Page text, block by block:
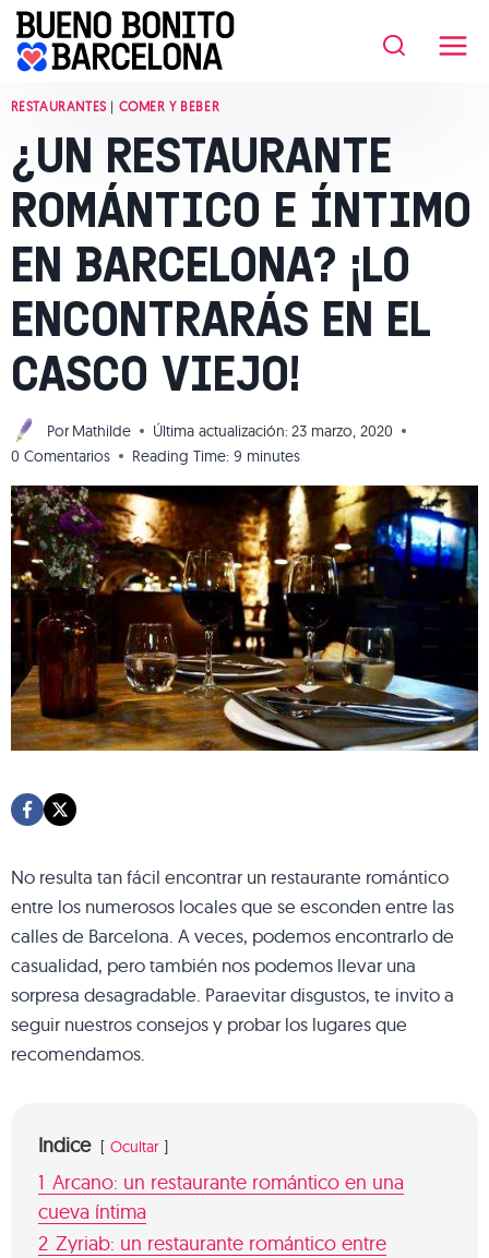
Saltar
contenido
RESTAURANTES | COMER Y BEBER
¿UN RESTAURANTE
ROMÁNTICO E ÍNTIMO
EN BARCELONA? ¡LO
ENCONTRARÁS EN EL
CASCO VIEJO!
Por Mathilde Última actualización: 23 marzo, 2020
0 Comentarios
Reading Time: 9 minutes
No resulta tan fácil encontrar un restaurante romántico
entre los numerosos locales que se esconden entre las
calles de Barcelona. A veces, podemos encontrarlo de
casualidad, pero también nos podemos llevar una
sorpresa desagradable. Paraevitar disgustos, te invito a
seguir nuestros consejos y probar los lugares que
recomendamos.
Indice Ocultar
1 Arcano: un restaurante romántico en una
cueva íntima
2 Zyriab: un restaurante romántico entre